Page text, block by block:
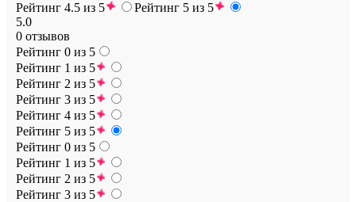
Рейтинг 4.5 из 5
Рейтинг 5 из 5
5.0
0 отзывов
Рейтинг 0 из 5
Рейтинг 1 из 5
Рейтинг 2 из 5
Рейтинг 3 из 5
Рейтинг 4 из 5
Рейтинг 5 из 5
Рейтинг 0 из 5
Рейтинг 1 из 5
Рейтинг 2 из 5
Рейтинг 3 из 5